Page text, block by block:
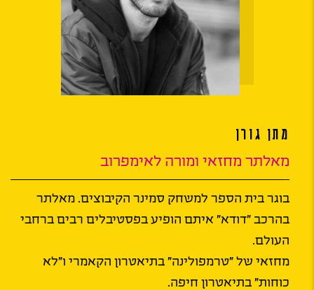
מתן גורן
מאלתר מחזאי ומורה לאימפרוב
בוגר בית הספר למשחק סמינר הקיבוצים. מאלתר
בהרכב "דודא" איתם הופיע בפסטיבלים רבים ברחבי
העולם.
מחזאי של "טרמפולינה" בתיאטרון הקאמרי ו"לא
כוחות" בתיאטרון חיפה.